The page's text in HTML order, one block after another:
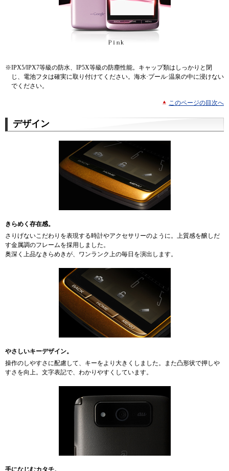
※IPX5/IPX7等級の防水、IP5X等級の防塵性能。キャップ類はしっかりと閉
じ、電池フタは確実に取り付けてください。海水·プール·温泉の中に浸けない
でください。
このページの目次へ
デザイン
きらめく存在感。
さりげないこだわりを表現する時計やアクセサリーのように。上質感を醸しだ
す金属調のフレームを採用しました。
奥深く上品なきらめきが、ワンランク上の毎日を演出します。
やさしいキーデザイン。
操作のしやすさに配慮して、キーをより大きくしました。また凸形状で押しや
すさを向上。文字表記で、わかりやすくしています。
手になじむカタチ。